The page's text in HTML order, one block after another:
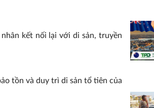
nhân kết nối lại với di sản, truyền
tồn và duy trì di sản tổ tiên của